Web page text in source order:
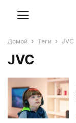
Домой Теги JVC
JVC